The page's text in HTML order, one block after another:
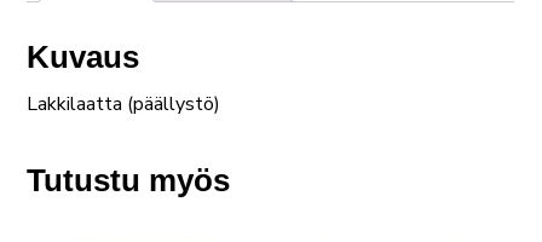
Kuvaus
Lakkilaatta (päällystö)
Tutustu myös